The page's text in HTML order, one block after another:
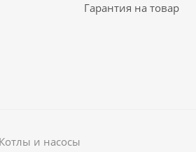
Гарантия на товар
и насосы